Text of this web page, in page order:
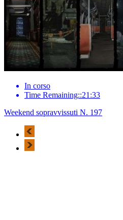
In corso
Time Remaining::21:33
Weekend sopravvissuti N. 197